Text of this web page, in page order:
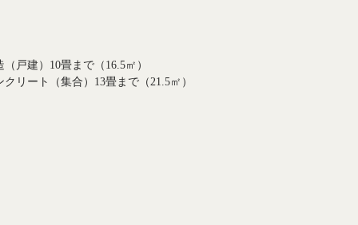
（戸建）10畳まで（16.5㎡）
クリート（集合）13畳まで（21.5㎡）